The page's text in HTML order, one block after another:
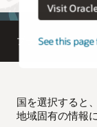
Visit
See this
プライバシー
国を選択すると
地域固有の情報